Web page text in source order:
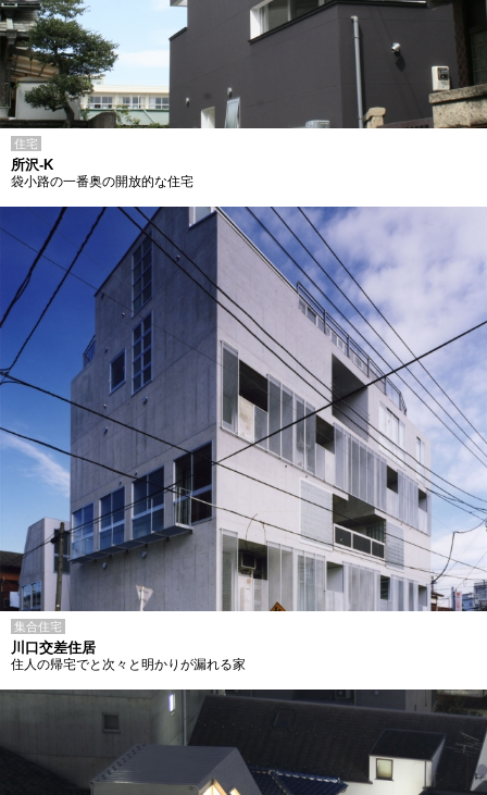
住宅
所沢-K
袋小路の一番奥の開放的な住宅
集合住宅
川口交差住居
住人の帰宅でと次々と明かりが漏れる家